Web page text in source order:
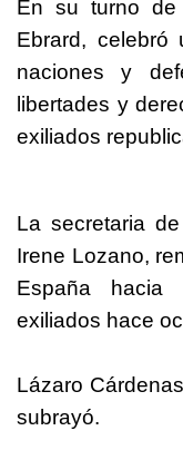
En su turno de
Ebrard, celebró
naciones y
libertades y
exiliados
La secretaria
Irene Lozano,
España
exiliados hace
Lázaro
subrayó.